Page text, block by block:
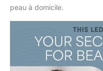
peau à domicile.